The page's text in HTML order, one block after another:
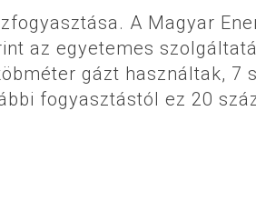
A Magyar
az egyetemes
gázt használtak, 7
fogyasztástól ez 20